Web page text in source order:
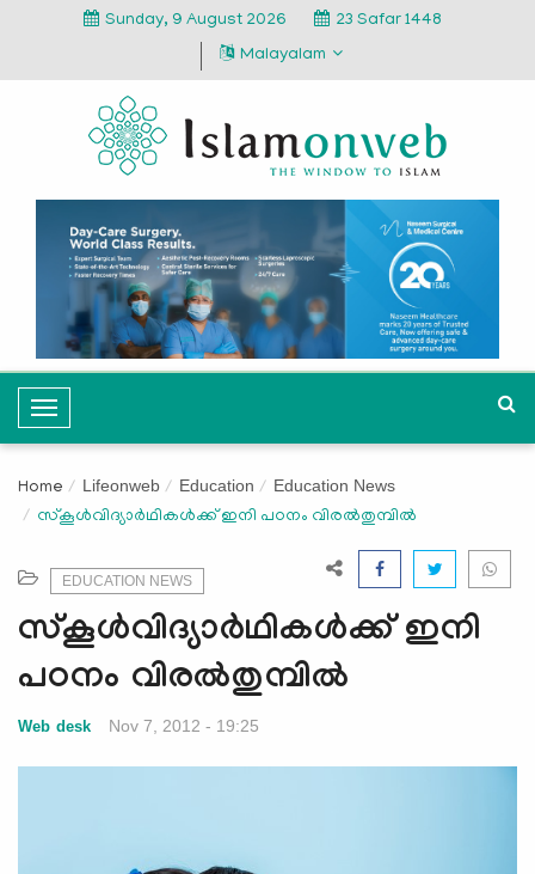
Sunday, 9 August 2026
23 Safar 1448
Malayalam
T
o
g
l
a
v
i
a
Home Lifeonweb Education Education News
സ്കൂള്‍വിദ്യാര്‍ഥികള്‍ക്ക് ഇനി പഠനം വിരല്‍തുമ്പില്‍
EDUCATION NEWS
സ്കൂള്‍വിദ്യാര്‍ഥികള്‍ക്ക് ഇനി
പഠനം വിരല്‍തുമ്പില്‍
Web desk Nov 7, 2012 - 19:25